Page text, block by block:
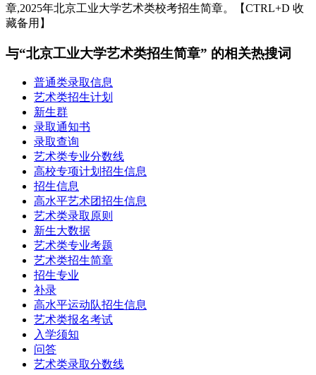
章,2025年北京工业大学艺术类校考招生简章。【CTRL+D 收
藏备用】
与“北京工业大学艺术类招生简章” 的相关热搜词
普通类录取信息
艺术类招生计划
新生群
录取通知书
录取查询
艺术类专业分数线
高校专项计划招生信息
招生信息
高水平艺术团招生信息
艺术类录取原则
新生大数据
艺术类专业考题
艺术类招生简章
招生专业
补录
高水平运动队招生信息
艺术类报名考试
入学须知
问答
艺术类录取分数线